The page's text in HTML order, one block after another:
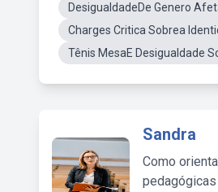
DesigualdadeDe Genero
Charges Critica Sobrea
Tênis MesaE Desigualdade
Sandra
Como